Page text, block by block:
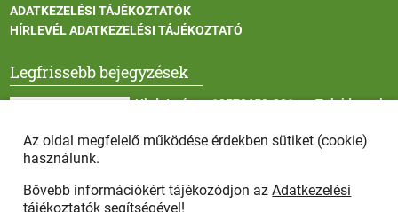
ADATKEZELÉSI TÁJÉKOZTATÓK
HÍRLEVÉL ADATKEZELÉSI TÁJÉKOZTATÓ
Legfrissebb bejegyzések
Hirdetmény - 13572650-301 sz. Tulajdonosi
II. fokú hőségriasztás
Az oldal megfelelő működése érdekben sütiket (cookie)
használunk.
Bővebb információkért tájékozódjon azAdatkezelési
tájékoztatók segítségével!